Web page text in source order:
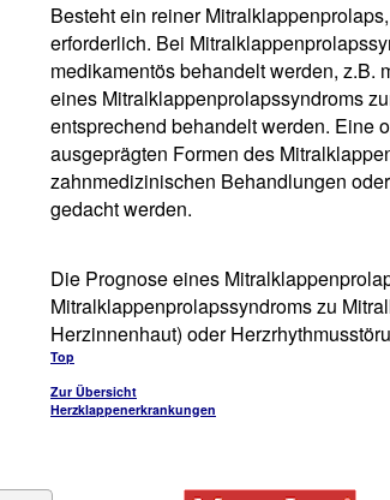
Besteht ein reiner
erforderlich. Bei
medikamentös behandelt werden, z.B.
eines Mitralklappenprolapssyndroms
entsprechend behandelt werden. Eine
ausgeprägten Formen des
zahnmedizinischen Behandlungen
gedacht werden.
Die Prognose eines
Mitralklappenprolapssyndroms zu
Herzinnenhaut) oder
Top
Zur Übersicht
Herzklappenerkrankungen